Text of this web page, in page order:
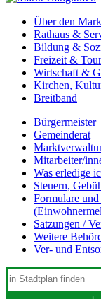
Über den
Rathaus &
Bildung &
Freizeit &
Wirtschaft &
Kirchen,
Breitband
Bürgermeister
Gemeinderat
Mitarbeiter/
Was erledige
Steuern,
Formulare
Satzungen /
Weitere
Ver- und